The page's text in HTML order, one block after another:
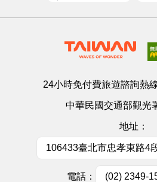
24小時免付費旅遊諮詢熱線
中華民國交通部觀光
地址：
106433臺北市忠孝東路4
電話： (02) 2349-